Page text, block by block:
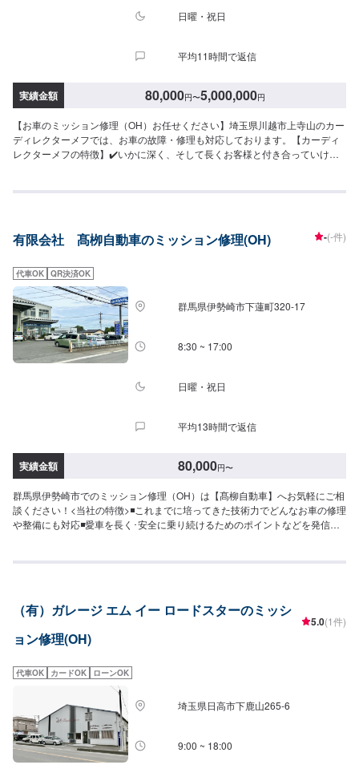
日曜・祝日
平均11時間で返信
実績金額 80,000円〜5,000,000円
【お車のミッション修理（OH）お任せください】埼玉県川越市上寺山のカー
ディレクターメフでは、お車の故障・修理も対応しております。【カーディ
レクターメフの特徴】✔️いかに深く、そして長くお客様と付き合っていける
ち込み・ご購入も可能です。ご希望のお客様は車種情報と、持ち込み・ご購
休日】営業時間:9:00〜20:00定休日
有限会社 髙栁自動車のミッション修理(OH) -(-件)
代車OK QR決済OK
群馬県伊勢崎市下蓮町320-17
8:30 ~ 17:00
日曜・祝日
平均13時間で返信
実績金額 80,000円〜
群馬県伊勢崎市でのミッション修理（OH）は【髙柳自動車】へお気軽にご相
談ください！<当社の特徴>◾これまでに培ってきた技術力でどんなお車の修理
や整備にも対応◾愛車を長く･安全に乗り続けるためのポイントなどを発信し
★お時間があまり取れない…などのご相談もお気軽にどうぞ！【1】オファー
車となります。(要相談)納期は前後する場合がございます。予めご了承くださ
い。-----代車について-----代車をご用意しています。お車の作業中は代車をご
利用ください。※代車の燃料代はお客様にご負担いただいております。-----ご
ペースは事務所前の空いているスペースに駐車してください。受付はスタッ
フへ「メンテモで予約しました」とお伝えください。ご案内いたします。
【定休日・営業時間】定休日：日曜日、祝日営業時間：8:30~1７:00
（有）ガレージ エム イー ロードスターのミッシ
ョン修理(OH)
5.0(1件)
代車OK カードOK ローンOK
埼玉県日高市下鹿山265-6
9:00 ~ 18:00